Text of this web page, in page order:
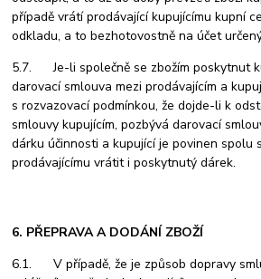
případě vrátí prodávající kupujícímu kupní
odkladu, a to bezhotovostně na účet
5.7. Je-li společně se zbožím poskytnut
darovací smlouva mezi prodávajícím a
s rozvazovací podmínkou, že dojde-li k
smlouvy kupujícím, pozbývá darovací
dárku účinnosti a kupující je povinen spolu
prodávajícímu vrátit i poskytnutý dárek.
6. PŘEPRAVA A DODÁNÍ ZBOŽÍ
6.1. V případě, že je způsob dopravy